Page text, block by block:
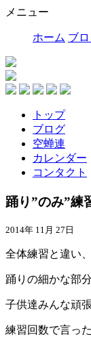
メニュー
ホーム ブ
トップ
ブログ
空蝉連
カレンダー
コンタクト
踊り”のみ”練
2014年 11月 27日
全体練習と違い
踊りの細かな部
子供達みんな頑
練習回数で言っ